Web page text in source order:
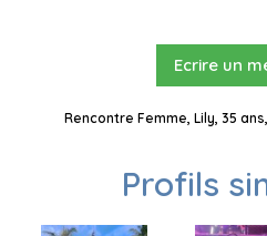
Ecrire un
Rencontre Femme, Lily, 35
Profils